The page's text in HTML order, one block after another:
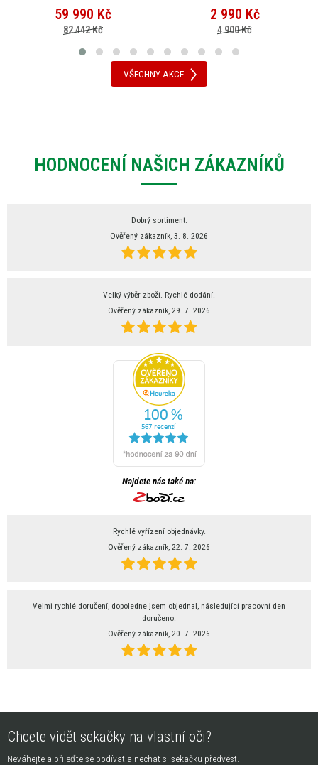
59 990 Kč
82 442 Kč
2 990 Kč
4 900 Kč
VŠECHNY AKCE
HODNOCENÍ NAŠICH ZÁKAZNÍKŮ
Dobrý sortiment.
Ověřený zákazník, 3. 8. 2026
Velký výběr zboží. Rychlé dodání.
Ověřený zákazník, 29. 7. 2026
Najdete nás také na:
Rychlé vyřízení objednávky.
Ověřený zákazník, 22. 7. 2026
Velmi rychlé doručení, dopoledne jsem objednal, následující pracovní den
doručeno.
Ověřený zákazník, 20. 7. 2026
Chcete vidět sekačky na vlastní oči?
Neváhejte a přijeďte se podívat a nechat si sekačku předvést.